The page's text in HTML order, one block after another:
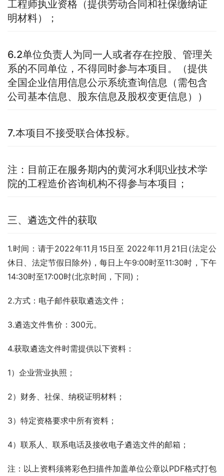
工程师执业资格（提供劳动合同和社保缴纳证
明材料）；
6.2单位负责人为同一人或者存在控股、管理关
系的不同单位，不得同时参与本项目。（提供
全国企业信用信息公示系统查询信息（需包含
公司基本信息、股东信息及股权变更信息））
7.本项目不接受联合体投标。
注：目前正在服务期内的黄河水利职业技术学
院的工程造价咨询机构不得参与本项目；
三、遴选文件的获取
1.时间：请于2022年11月15日至 2022年11月21日(法定公
休日、法定节假日除外)，每日上午9:00时至11:30时，下午
14:30时至17:00时(北京时间，下同)；
2.方式：电子邮件获取遴选文件；
3.遴选文件售价：300元。
4.获取遴选文件时需提供以下资料：
1）企业营业执照；
2）财务、社保、纳税证明材料；
3）特定资格要求中所有资料；
4）联系人、联系电话及接收电子遴选文件的邮箱；
注：以上资料须将彩色扫描件加盖单位公章以PDF格式打包